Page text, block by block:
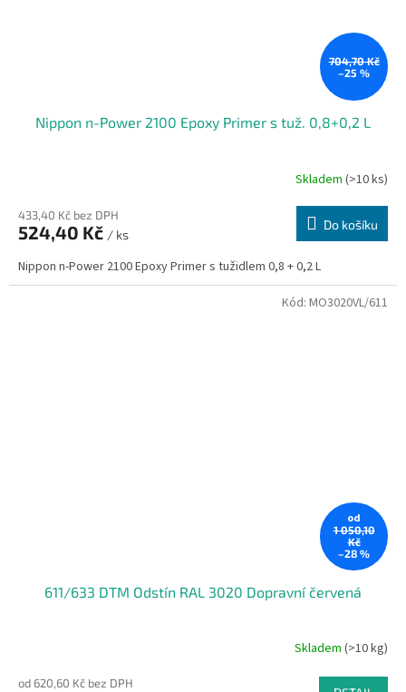
704,70 Kč
–25 %
Nippon n-Power 2100 Epoxy Primer s tuž. 0,8+0,2 L
Skladem (>10 ks)
433,40 Kč bez DPH
524,40 Kč / ks
Do košíku
Nippon n-Power 2100 Epoxy Primer s tužidlem 0,8 + 0,2 L
od
1 050,10
Kč
–28 %
611/633 DTM Odstín RAL 3020 Dopravní červená
Skladem (>10 kg)
od 620,60 Kč bez DPH
Kód: MO3020VL/611